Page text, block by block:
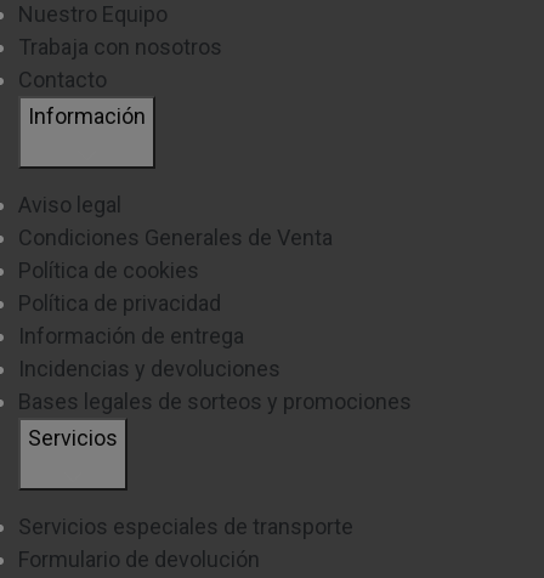
Nuestro Equipo
Trabaja con nosotros
Contacto
Información
Aviso legal
Condiciones Generales de Venta
Política de cookies
Política de privacidad
Información de entrega
Incidencias y devoluciones
Bases legales de sorteos y promociones
Servicios
Servicios especiales de transporte
Formulario de devolución